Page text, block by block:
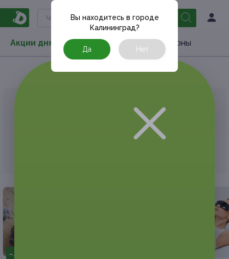
Акции дня Товары Туризм РестоКупоны
Вы находитесь в городе
Калининград?
Да Нет
Для любимой
К сожалению, выгодные акции быстро
Но у Frendi есть предложения, которые
–40%